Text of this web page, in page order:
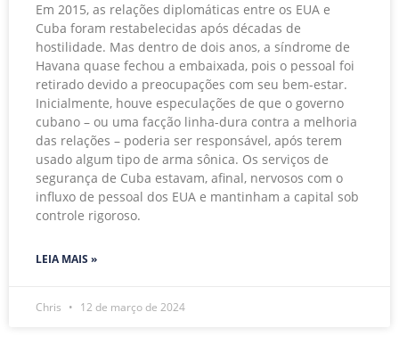
Em 2015, as relações diplomáticas entre os EUA e
Cuba foram restabelecidas após décadas de
hostilidade. Mas dentro de dois anos, a síndrome de
Havana quase fechou a embaixada, pois o pessoal foi
retirado devido a preocupações com seu bem-estar.
Inicialmente, houve especulações de que o governo
cubano – ou uma facção linha-dura contra a melhoria
das relações – poderia ser responsável, após terem
usado algum tipo de arma sônica. Os serviços de
segurança de Cuba estavam, afinal, nervosos com o
influxo de pessoal dos EUA e mantinham a capital sob
controle rigoroso.
LEIA MAIS »
Chris 12 de março de 2024